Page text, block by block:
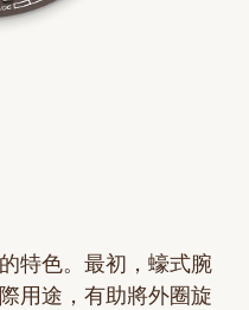
特色。最初，蠔式腕
用途，有助將外圈旋